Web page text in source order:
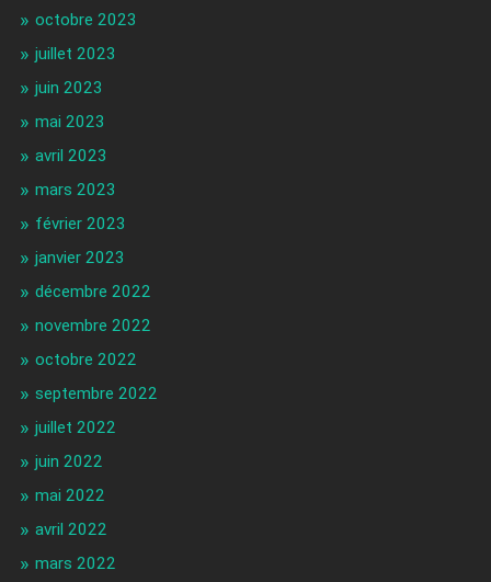
octobre 2023
juillet 2023
juin 2023
mai 2023
avril 2023
mars 2023
février 2023
janvier 2023
décembre 2022
novembre 2022
octobre 2022
septembre 2022
juillet 2022
juin 2022
mai 2022
avril 2022
mars 2022